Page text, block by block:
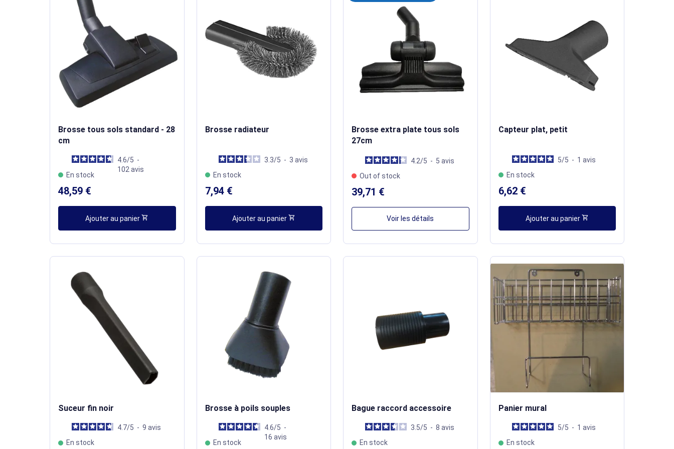
Brosse tous sols standard - 28
cm
4.6/5 -
102avis
En stock
48,59 €
Ajouter au panier shopping_cart
Brosse radiateur
3.3/5 - 3 avis
En stock
7,94 €
Ajouter au panier shopping_cart
Brosse extra plate tous sols
27cm
4.2/5 - 5avis
Out of stock
39,71 €
Voir les détails
Capteur plat, petit
5/5 - 1 avis
En stock
6,62 €
Ajouter au panier shopping_cart
Suceur fin noir
4.7/5 - 9avis
En stock
Brosse à poils souples
4.6/5 -
16 avis
En stock
Bague raccord accessoire
3.5/5 - 8avis
En stock
Panier mural
5/5 - 1 avis
En stock